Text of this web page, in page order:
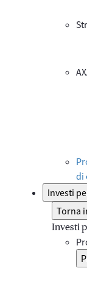
di
Investi
Torna
Investi